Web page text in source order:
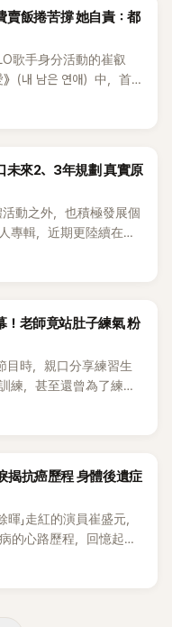
賣飯捲苦撐 她自責：都
歌手身分活動的崔叡
（내 남은 연애）中，首
憶起父母為了籌措醫療
未來2、3年規劃 真實原
動之外，也積極發展個
專輯，近期更陸續在演
。不過，她近日受訪時
！老師竟站肚子練氣 粉
目時，親口分享練習生
練，甚至還曾為了練習
子上，驚人經歷曝光
揭抗癌歷程 身體後遺症
暉」走紅的演員崔盛元，
的心路歷程，回憶起抗
到連回想都不願意。」